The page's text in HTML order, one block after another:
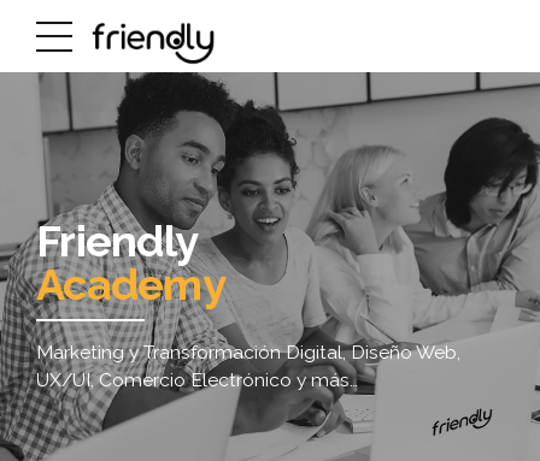
Friendly
Academy
Marketing y Transformación Digital, Diseño Web,
UX/UI, Comercio Electrónico y más…